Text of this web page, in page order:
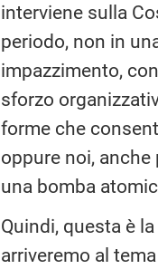
interviene sulla
periodo, non in
impazzimento,
sforzo
forme che
oppure noi,
una bomba
Quindi, questa è
arriveremo al